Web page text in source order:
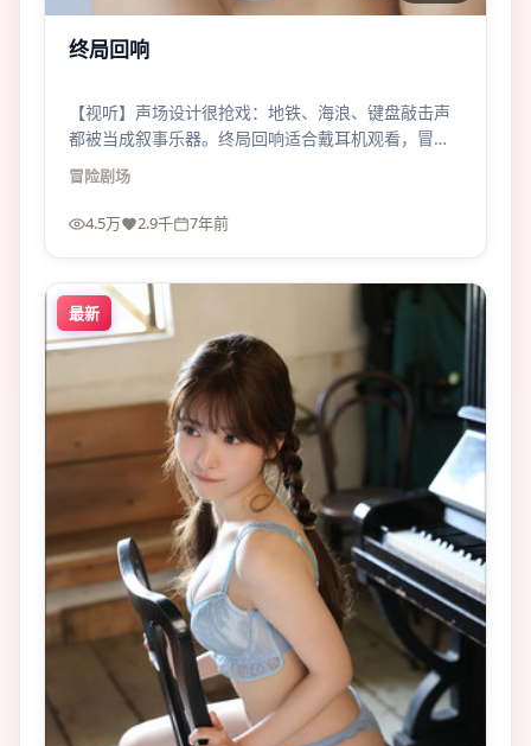
终局回响
【视听】声场设计很抢戏：地铁、海浪、键盘敲击声
都被当成叙事乐器。终局回响适合戴耳机观看，冒险
张力会翻倍。
冒险剧场
4.5万 2.9千 7年前
最新